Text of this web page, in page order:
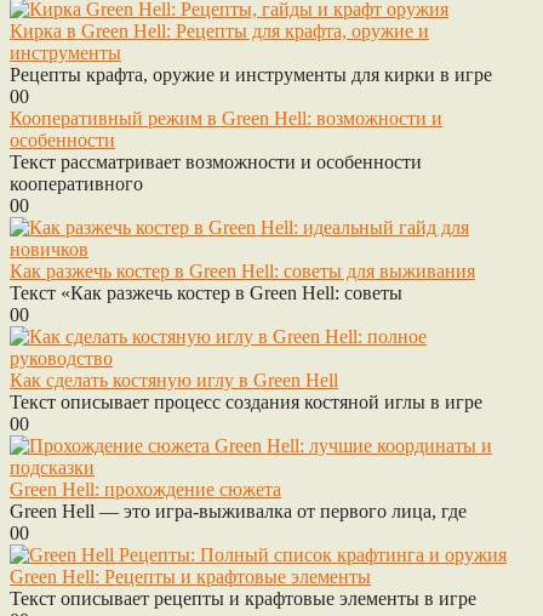
Кирка в Green Hell: Рецепты для крафта, оружие и
инструменты
Рецепты крафта, оружие и инструменты для кирки в игре
00
Кооперативный режим в Green Hell: возможности и
особенности
Текст рассматривает возможности и особенности
кооперативного
00
Как разжечь костер в Green Hell: советы для выживания
Текст «Как разжечь костер в Green Hell: советы
00
Как сделать костяную иглу в Green Hell
Текст описывает процесс создания костяной иглы в игре
00
Green Hell: прохождение сюжета
Green Hell — это игра-выживалка от первого лица, где
00
Green Hell: Рецепты и крафтовые элементы
Текст описывает рецепты и крафтовые элементы в игре